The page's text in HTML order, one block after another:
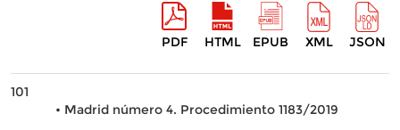
PDF HTML EPUB XML JSON
101
• Madrid número 4. Procedimiento 1183/2019